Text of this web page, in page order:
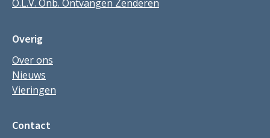
O.L.V. Onb. Ontvangen Zenderen
Overig
Over ons
Nieuws
Vieringen
Contact